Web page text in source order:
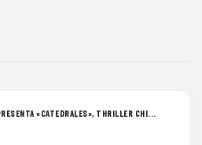
«CATEDRALES», THRILLER CHI...